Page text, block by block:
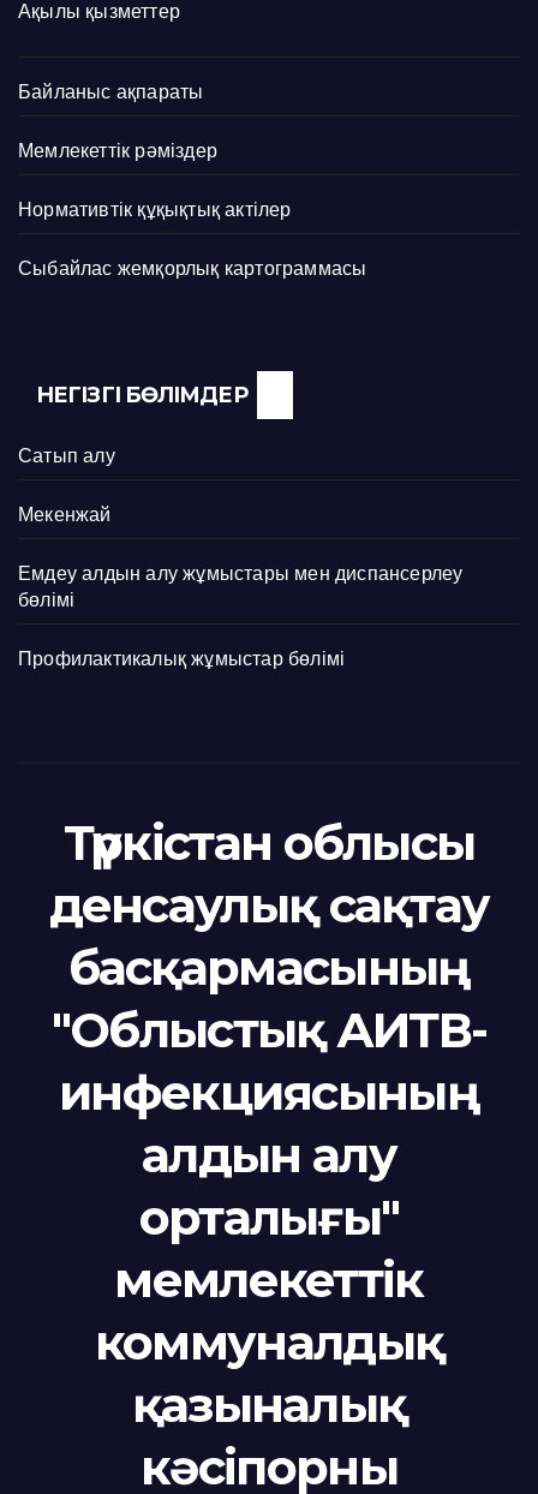
Ақылы қызметтер
Байланыс ақпараты
Мемлекеттік рәміздер
Нормативтік құқықтық актілер
Сыбайлас жемқорлық картограммасы
НЕГІЗГІ БӨЛІМДЕР
Сатып алу
Мекенжай
Емдеу алдын алу жұмыстары мен диспансерлеу
бөлімі
Профилактикалық жұмыстар бөлімі
Түркістан облысы
денсаулық сақтау
басқармасының
"Облыстық АИТВ-
инфекциясының
алдын алу
орталығы"
мемлекеттік
коммуналдық
қазыналық
кәсіпорны